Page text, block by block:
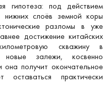
гипотеза: под действием
нижних слоёв земной коры
разломы в уже
достижение китайских
скважину в
залежи, косвенно
получит окончательное
практически